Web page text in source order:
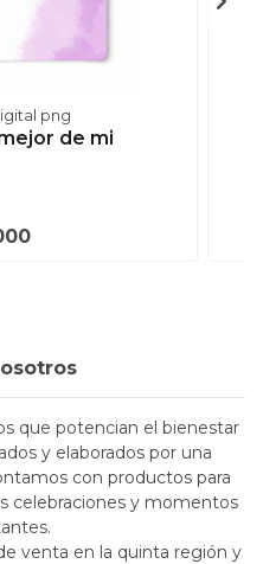
png
de mi
que potencian el bienestar
y elaborados por una
con productos para
celebraciones y momentos
venta en la quinta región y